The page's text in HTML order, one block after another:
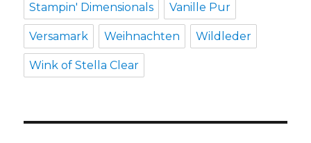
Stampin' Dimensionals Vanille Pur
Versamark Weihnachten Wildleder
Wink of Stella Clear